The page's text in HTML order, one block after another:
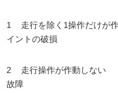
1 走行を除く1操作だけが
イントの破損
2 走行操作が作動し
故障